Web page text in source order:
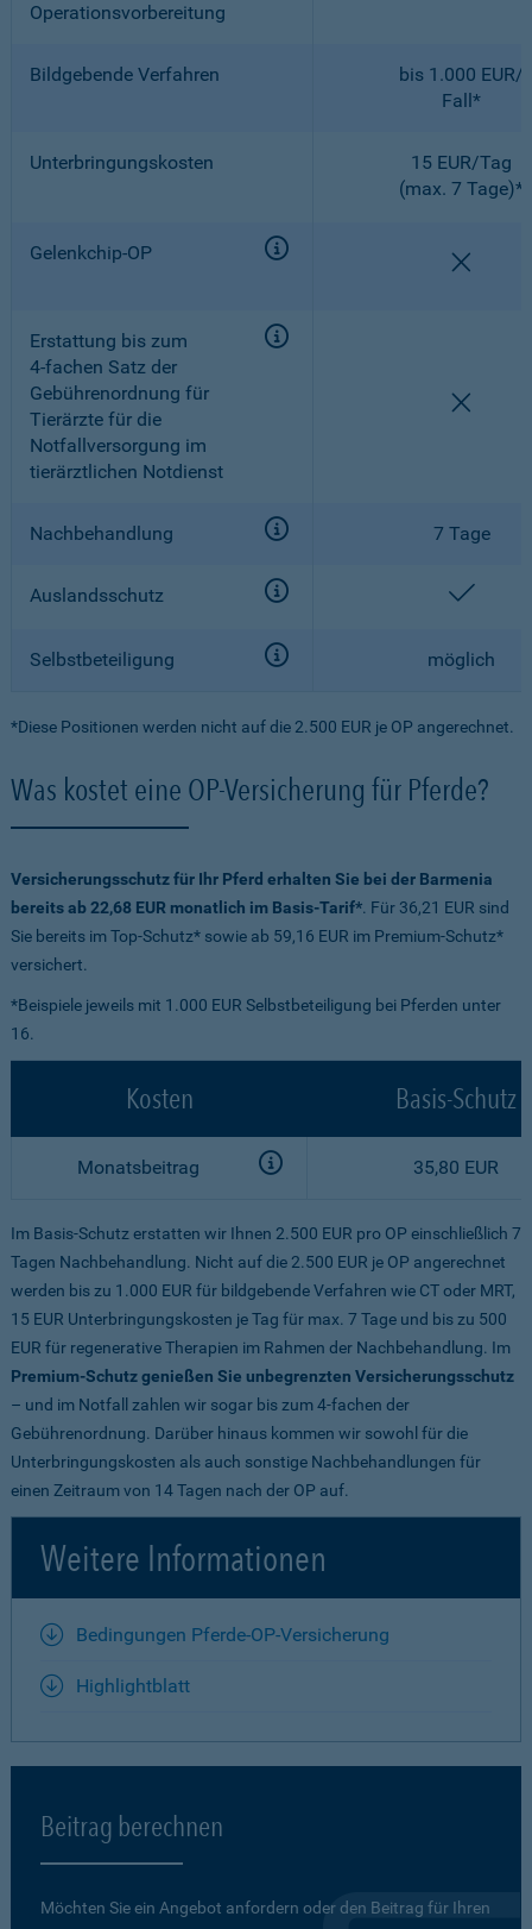
Operationsvorbereitung
Bildgebende Verfahren
bis 1.000 EUR/
Fall*
Unterbringungskosten
15 EUR/Tag
(max. 7 Tage)*
Gelenkchip-OP
Erstattung bis zum
4-fachen Satz der
Gebührenordnung für
Tierärzte für die
Notfallversorgung im
tierärztlichen Notdienst
Nachbehandlung 7 Tage
Auslandsschutz
Selbstbeteiligung möglich
*Diese Positionen werden nicht auf die 2.500 EUR je OP angerechnet.
Was kostet eine OP-Versicherung für Pferde?
Versicherungsschutz für Ihr Pferd erhalten Sie bei der Barmenia
bereits ab 22,68 EUR monatlich im Basis-Tarif*. Für 36,21 EUR sind
Sie bereits im Top-Schutz* sowie ab 59,16 EUR im Premium-Schutz*
versichert.
*Beispiele jeweils mit 1.000 EUR Selbstbeteiligung bei Pferden unter
16.
Kosten Basis-Schutz
Monatsbeitrag 35,80 EUR
Im Basis-Schutz erstatten wir Ihnen 2.500 EUR pro OP einschließlich 7
Tagen Nachbehandlung. Nicht auf die 2.500 EUR je OP angerechnet
werden bis zu 1.000 EUR für bildgebende Verfahren wie CT oder MRT,
15 EUR Unterbringungskosten je Tag für max. 7 Tage und bis zu 500
EUR für regenerative Therapien im Rahmen der Nachbehandlung. Im
Premium-Schutz genießen Sie unbegrenzten Versicherungsschutz
– und im Notfall zahlen wir sogar bis zum 4-fachen der
Gebührenordnung. Darüber hinaus kommen wir sowohl für die
Unterbringungskosten als auch sonstige Nachbehandlungen für
einen Zeitraum von 14 Tagen nach der OP auf.
Weitere Informationen
Bedingungen Pferde-OP-Versicherung
Highlightblatt
Beitrag berechnen
Möchten Sie ein Angebot anfordern oder den Beitrag für Ihren